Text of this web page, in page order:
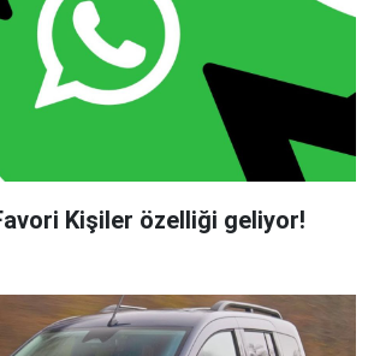
Kişiler özelliği geliyor!